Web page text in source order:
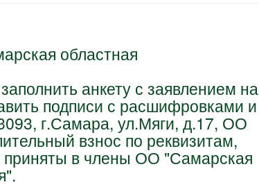
областная
анкету с заявлением на
подписи с расшифровками и
г.Самара, ул.Мяги, д.17, ОО
взнос по реквизитам,
приняты в члены ОО "Самарская